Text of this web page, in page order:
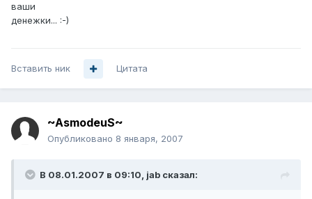
ваши
денежки... :-)
Вставить ник Цитата
~AsmodeuS~
Опубликовано 8 января, 2007
В 08.01.2007 в 09:10, jab сказал: